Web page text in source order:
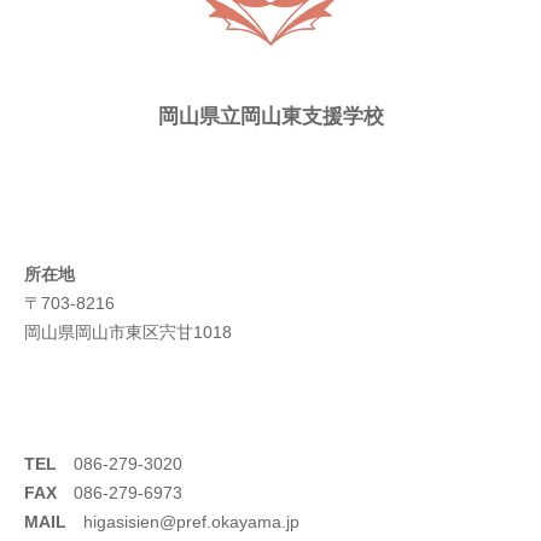
岡山県立岡山東支援学校
所在地
〒703-8216
岡山県岡山市東区宍甘1018
TEL 086-279-3020
FAX 086-279-6973
MAIL higasisien@pref.okayama.jp